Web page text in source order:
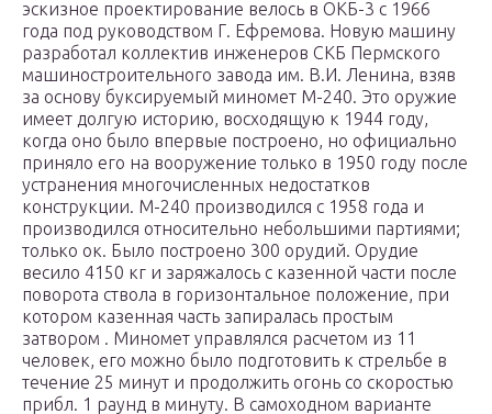
эскизное проектирование велось в ОКБ-3 с 1966
года под руководством Г. Ефремова. Новую машину
разработал коллектив инженеров СКБ Пермского
машиностроительного завода им. В.И. Ленина, взяв
за основу буксируемый миномет М-240. Это оружие
имеет долгую историю, восходящую к 1944 году,
когда оно было впервые построено, но официально
приняло его на вооружение только в 1950 году после
устранения многочисленных недостатков
конструкции. М-240 производился с 1958 года и
производился относительно небольшими партиями;
только ок. Было построено 300 орудий. Орудие
весило 4150 кг и заряжалось с казенной части после
поворота ствола в горизонтальное положение, при
котором казенная часть запиралась простым
затвором . Миномет управлялся расчетом из 11
человек, его можно было подготовить к стрельбе в
течение 25 минут и продолжить огонь со скоростью
прибл. 1 раунд в минуту. В самоходном варианте